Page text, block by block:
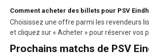
Comment acheter des billets pour PSV
Choisissez une offre parmi les revendeurs
et cliquez sur « Acheter » pour réserver vos
Prochains matchs de PSV